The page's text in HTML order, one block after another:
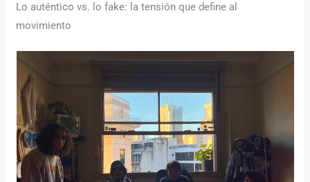
Lo auténtico vs. lo fake: la tensión que define al
movimiento